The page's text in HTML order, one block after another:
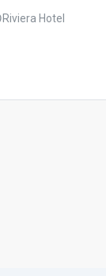
Riviera Hotel